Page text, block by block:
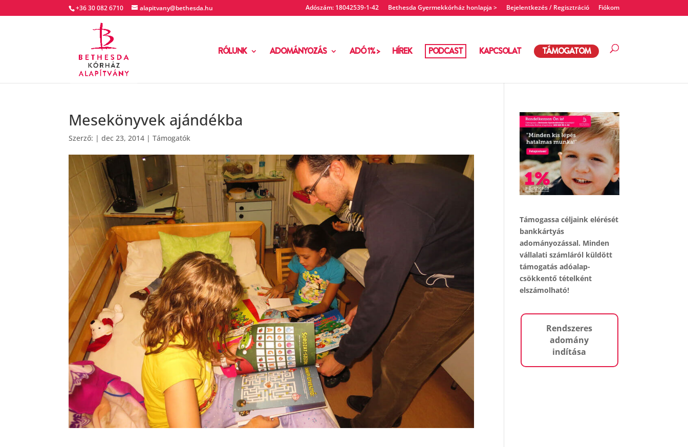
+36 30 082 6710 alapitvany@bethesda.hu Adószám: 18042539-1-42 Bethesda Gyermekkórház honlapja > Bejelentkezés / Regisztráció Fiókom
RÓLUNK ADOMÁNYOZÁS ADÓ 1% > HÍREK PODCAST KAPCSOLAT TÁMOGATOM
Mesekönyvek ajándékba
Szerző: |dec 23, 2014 |Támogatók
Támogassa céljaink elérését
bankkártyás
adományozással. Minden
vállalati számláról küldött
támogatás adóalap-
csökkentő tételként
elszámolható!
Rendszeres
adomány
indítása